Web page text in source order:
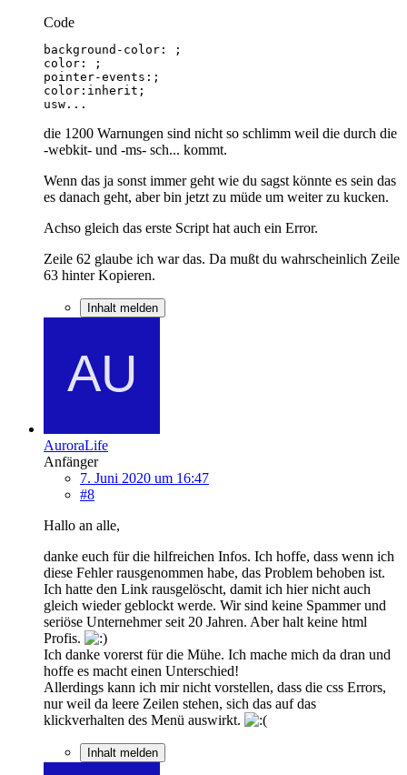
Code
usw...
die 1200 Warnungen sind nicht so schlimm weil die durch die
-webkit- und -ms- sch... kommt.
Wenn das ja sonst immer geht wie du sagst könnte es sein das
es danach geht, aber bin jetzt zu müde um weiter zu kucken.
Achso gleich das erste Script hat auch ein Error.
Zeile 62 glaube ich war das. Da mußt du wahrscheinlich Zeile
63 hinter Kopieren.
Inhalt melden
AuroraLife
Anfänger
7. Juni 2020 um 16:47
#8
Hallo an alle,
danke euch für die hilfreichen Infos. Ich hoffe, dass wenn ich
diese Fehler rausgenommen habe, das Problem behoben ist.
Ich hatte den Link rausgelöscht, damit ich hier nicht auch
gleich wieder geblockt werde. Wir sind keine Spammer und
seriöse Unternehmer seit 20 Jahren. Aber halt keine html
Profis.
Ich danke vorerst für die Mühe. Ich mache mich da dran und
hoffe es macht einen Unterschied!
Allerdings kann ich mir nicht vorstellen, dass die css Errors,
nur weil da leere Zeilen stehen, sich das auf das
klickverhalten des Menü auswirkt.
Inhalt melden